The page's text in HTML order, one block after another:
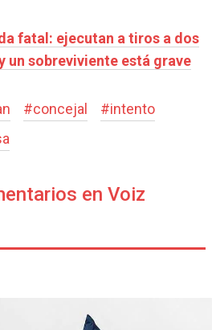
fatal: ejecutan a tiros a dos
un sobreviviente está grave
#concejal #intento
en Voiz